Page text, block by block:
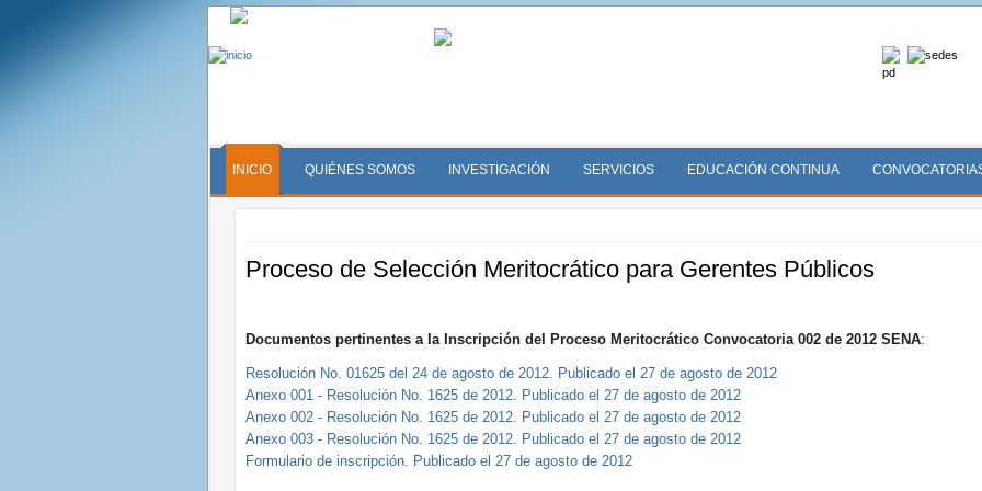
INICIO QUIÉNES SOMOS INVESTIGACIÓN SERVICIOS EDUCACIÓN CONTINUA
Proceso de Selección Meritocrático para Gerentes Públicos
Documentos pertinentes a la Inscripción del Proceso Meritocrático Convocatoria 002 de 2012 SENA:
Resolución No. 01625 del 24 de agosto de 2012. Publicado el 27 de agosto de 2012
Anexo 001 - Resolución No. 1625 de 2012. Publicado el 27 de agosto de 2012
Anexo 002 - Resolución No. 1625 de 2012. Publicado el 27 de agosto de 2012
Anexo 003 - Resolución No. 1625 de 2012. Publicado el 27 de agosto de 2012
Formulario de inscripción. Publicado el 27 de agosto de 2012